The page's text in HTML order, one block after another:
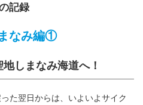
記録
なみ編①
しまなみ海道へ！
た翌日からは、いよいよサイク